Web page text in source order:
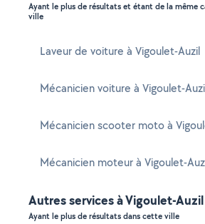
Ayant le plus de résultats et étant de la même
ville
Laveur de voiture à Vigoulet-Auzil
Mécanicien voiture à Vigoulet-
Mécanicien scooter moto à
Mécanicien moteur à Vigoulet-
Autres services à Vigoulet-Auzil
Ayant le plus de résultats dans cette ville